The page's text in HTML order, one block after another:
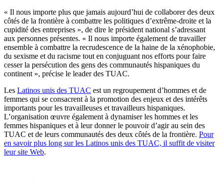
« Il nous importe plus que jamais aujourd’hui de collaborer des deux
côtés de la frontière à combattre les politiques d’extrême-droite et la
cupidité des entreprises », de dire le président national s’adressant
aux personnes présentes. « Il nous importe également de travailler
ensemble à combattre la recrudescence de la haine de la xénophobie,
du sexisme et du racisme tout en conjuguant nos efforts pour faire
cesser la persécution des gens des communautés hispaniques du
continent », précise le leader des TUAC.
Les Latinos unis des TUAC est un regroupement d’hommes et de
femmes qui se consacrent à la promotion des enjeux et des intérêts
importants pour les travailleuses et travailleurs hispaniques.
L’organisation œuvre également à dynamiser les hommes et les
femmes hispaniques et à leur donner le pouvoir d’agir au sein des
TUAC et de leurs communautés des deux côtés de la frontière. Pour
en savoir plus long sur les Latinos unis des TUAC, il suffit de visiter
leur site Web.